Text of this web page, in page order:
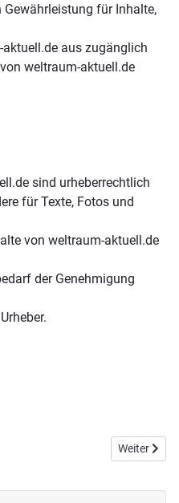
für Inhalte,
aus zugänglich
weltraum-aktuell.de
sind urheberrechtlich
für Texte, Fotos und
von weltraum-aktuell.de
der Genehmigung
Nächster
Weiter